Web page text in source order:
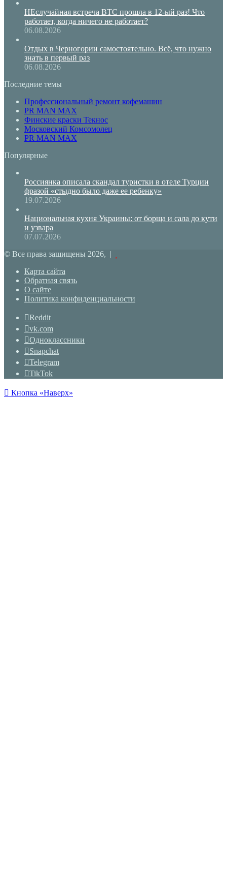
НЕслучайная встреча BTC прошла в 12-ый раз! Что
работает, когда ничего не работает?
06.08.2026
Отдых в Черногории самостоятельно. Всё, что нужно
знать в первый раз
06.08.2026
Последние темы
Профессиональный ремонт кофемашин
PR MAN MAX
Финские краски Текнос
Московский Комсомолец
PR MAN MAX
Популярные
Россиянка описала скандал туристки в отеле Турции
фразой «стыдно было даже ее ребенку»
19.07.2026
Национальная кухня Украины: от борща и сала до кути
и узвара
07.07.2026
© Все права защищены 2026, |
Карта сайта
Обратная связь
О сайте
Политика конфиденциальности
Reddit
vk.com
Одноклассники
Snapchat
Telegram
TikTok
Кнопка «Наверх»